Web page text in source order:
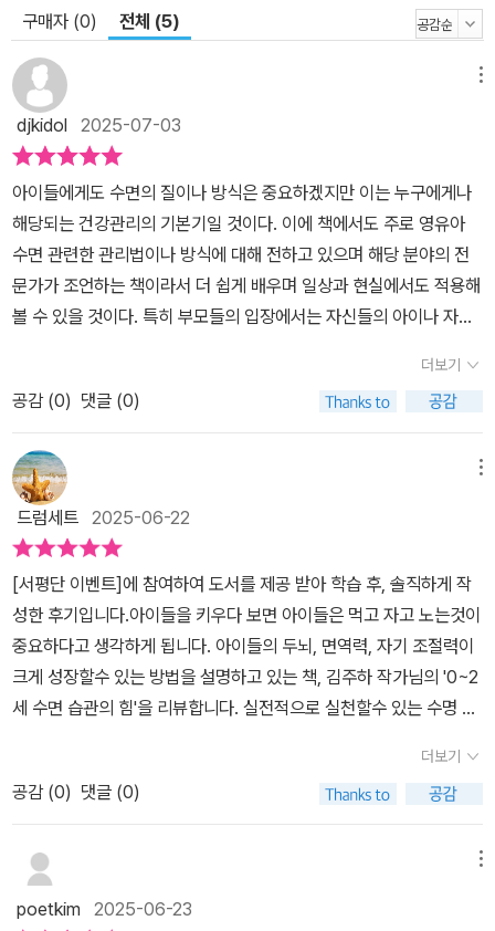
환경에 따라 조정 가능하여 각 가정에 맞는 깊이와 방향을 선택할 수
있다. 즉, 내 아이에게 꼭 맞는 수면 교육을 설계할 수 있는 유연한 구
조다. 이 책의 압권은 수면 교육을 시작할 때 엄마들이 가장 힘들어하
는 ‘혹시 아이가 정서적으로 상처받는 건 아닐까?’, ‘혼자 잠들게 하면
관계가 멀어지지 않을까?’라는 불안과 고민에 대한 명쾌한 답과 과학
적인 이유를 제시한다는 점이다. 뿐만 아니라, 다양한 돌발 상황에 대
처하는 방법과 부모가 흔들릴 때마다 중심을 잡고 수면 교육을 이어
갈 수 있도록 돕는 실질적인 가이드를 함께 담고 있다. 이 책은 수면
교육의 시작부터 진행까지 전 과정을 체계적으로 풀어내, 전체적인
흐름을 자연스럽게 이해할 수 있게 한다. 이 로드맵을 따라 ‘완벽해야
음씩 나아가보자. 손꼽아 기다리던 평화로운 밤과 활기찬 아침이 어
느새 기적이 아닌 일상이 되어 있을 것이다.
구매자 (0) 전체 (5)
djkidol 2025-07-03
아이들에게도 수면의 질이나 방식은 중요하겠지만 이는 누구에게나
해당되는 건강관리의 기본기일 것이다. 이에 책에서도 주로 영유아
수면 관련한 관리법이나 방식에 대해 전하고 있으며 해당 분야의 전
문가가 조언하는 책이라서 더 쉽게 배우며 일상과 현실에서도 적용해
볼 수 있을 것이다. 특히 부모들의 입장에서는 자신들의 아이나 자녀
며 실질적인 학습이나 교육과 관련한 부분은 조언서가 많지만 이 책
처럼 수면과 관련한 가이드북은 많이 없다는 점을 고려해 본다면 구
체적으로 무엇을 배우며 활용해야 하는지, 읽으며 체감하게 될 것이
다.​<0~2세 수면 습관의 힘> 아이들의 성장은 속도에만 편중되어서
도 안되며 때로는 제대로 된 방식으로 접하며 장기적인 관리나 관심
을 가져야 한다는 점을 참고해야 한다. 이 책도 영유아 수면 관리법이
나 방식에 대해 전하지만 해당 분야를 더 쉽게 이해하기 위한 다양한
키워드나 용어에 대해서도 함께 전하고 있어서 새롭게 다가오는 정보
나 지식도 많을 것이다. 또한 아이들의 경우 부모나 어른들의 마음대
로 안되는 부분이 많고 다양한 변수가 많아서 더 어렵게 느껴지는 존
재일 것이다. 그렇다면 더 나은 방식으로 배우며 활용하는 자세가 기
본적일 것이며 책에서도 구체적인 사례와 방식, 조언 등을 통해 해당
영역을 표현하고 있으며 생각 이상으로 수면이 다양한 부분을 결정하
거나 일정한 영향력을 제공하고 있다는 점도 읽으며 알게 될 것이다.
날 것이며 반대의 경우에는 부정적인 경험이나 트라우마 등에 시달릴
수 있다는 점을 고려한다면 어떤 형태로 접하며 제대로 배워야 하는
더보기
공감 (0) 댓글 (0)
드럼세트 2025-06-22
[서평단 이벤트]에 참여하여 도서를 제공 받아 학습 후, 솔직하게 작
성한 후기입니다.​아이들을 키우다 보면 아이들은 먹고 자고 노는것이
중요하다고 생각하게 됩니다. 아이들의 두뇌, 면역력, 자기 조절력이
크게 성장할수 있는 방법을 설명하고 있는 책, 김주하 작가님의 '0~2
세 수면 습관의 힘'을 리뷰합니다. 실전적으로 실천할수 있는 수명 교
작은 아이는 왜 쉽게 잠들지 못할까? 질문에 대한 답을 찾는것으로
책은 시작됩니다. 우선 아이들의 수면리듬을 이해하고 알아가는것으
로 시작합니다. 아이들의 수면 패턴, 수면리듬을 이해하는것을 시작
합니다. 도한 아이들의 습관 및 습성을 이해합니다. 왜 아이들은 자주
보통 부모들이 알지못하는 습성에 대해 설명하는 것으로 시작합니다.
더보기
공감 (0) 댓글 (0)
poetkim 2025-06-23